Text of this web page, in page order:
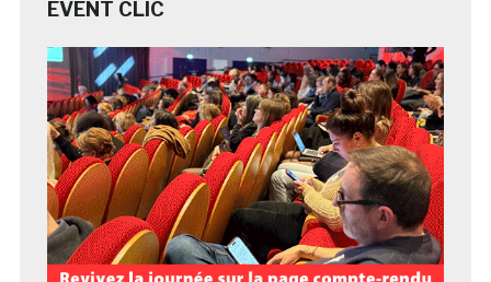
EVENT CLIC